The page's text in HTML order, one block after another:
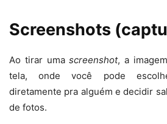
Screenshots
Ao tirar umascreenshot, a
tela, onde você pode
diretamente pra alguém e decidir
de fotos.